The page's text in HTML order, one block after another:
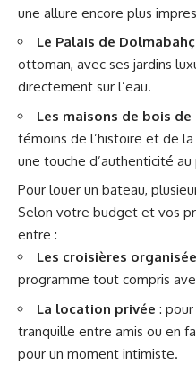
une allure encore plus
Le Palais de
ottoman, avec ses jardins
directement sur l’eau.
Les maisons de bois
témoins de l’histoire et de
une touche d’authenticité au
Pour louer un bateau,
Selon votre budget et vos
entre :
Les croisières
programme tout compris
La location privée :
tranquille entre amis ou en
pour un moment intimiste.